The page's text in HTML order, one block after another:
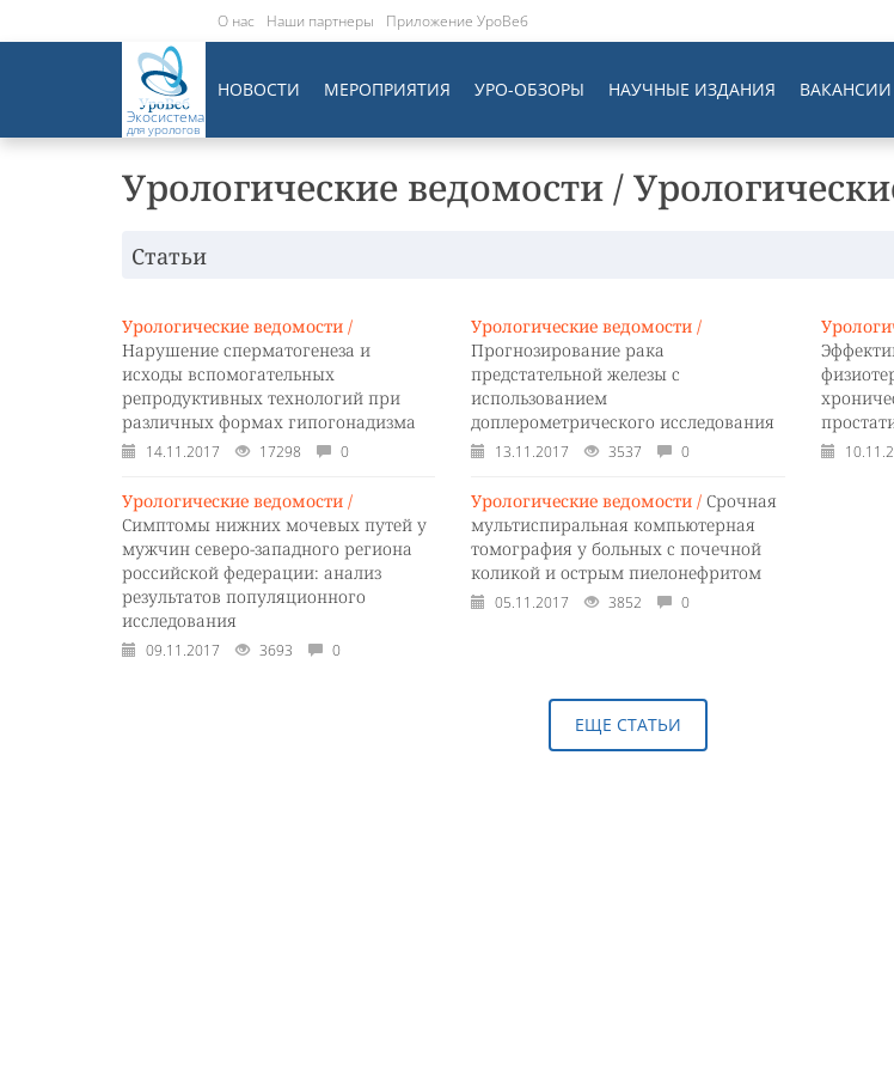
О нас Наши партнеры Приложение УроВеб
Экосистема
для урологов
НОВОСТИ МЕРОПРИЯТИЯ УРО-ОБЗОРЫ НАУЧНЫЕ ИЗДАНИЯ ВАКАНСИИ
Урологические ведомости /
Статьи
Урологические ведомости /
Нарушение сперматогенеза и
исходы вспомогательных
репродуктивных технологий при
различных формах гипогонадизма
14.11.2017 17298 0
Урологические ведомости /
Симптомы нижних мочевых путей у
мужчин северо-западного региона
российской федерации: анализ
результатов популяционного
исследования
09.11.2017 3693 0
Урологические ведомости /
Прогнозирование рака
предстательной железы с
использованием
доплерометрического исследования
13.11.2017 3537 0
Урологические ведомости / Срочная
мультиспиральная компьютерная
томография у больных с почечной
коликой и острым пиелонефритом
05.11.2017 3852 0
ЕЩЕ СТАТЬИ